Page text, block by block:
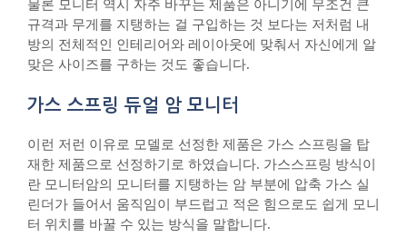
물론 모니터 역시 자주 바꾸는 제품은 아니기에 무조건 큰
규격과 무게를 지탱하는 걸 구입하는 것 보다는 저처럼 내
방의 전체적인 인테리어와 레이아웃에 맞춰서 자신에게 알
맞은 사이즈를 구하는 것도 좋습니다.
가스 스프링 듀얼 암 모니터
이런 저런 이유로 모델로 선정한 제품은 가스 스프링을 탑
재한 제품으로 선정하기로 하였습니다. 가스스프링 방식이
란 모니터암의 모니터를 지탱하는 암 부분에 압축 가스 실
린더가 들어서 움직임이 부드럽고 적은 힘으로도 쉽게 모니
터 위치를 바꿀 수 있는 방식을 말합니다.